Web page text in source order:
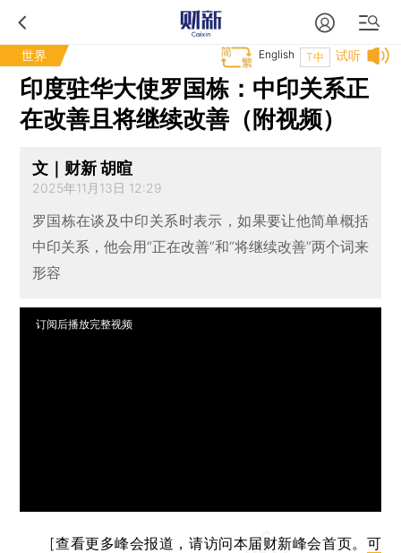
世界 试听
T中
English
印度驻华大使罗国栋：中印关系正
在改善且将继续改善（附视频）
文｜财新 胡暄
2025年11月13日 12:29
罗国栋在谈及中印关系时表示，如果要让他简单概括
中印关系，他会用“正在改善”和“将继续改善”两个词来
形容
订阅后播放完整视频
[查看更多峰会报道，请访问本届财新峰会首页。 可